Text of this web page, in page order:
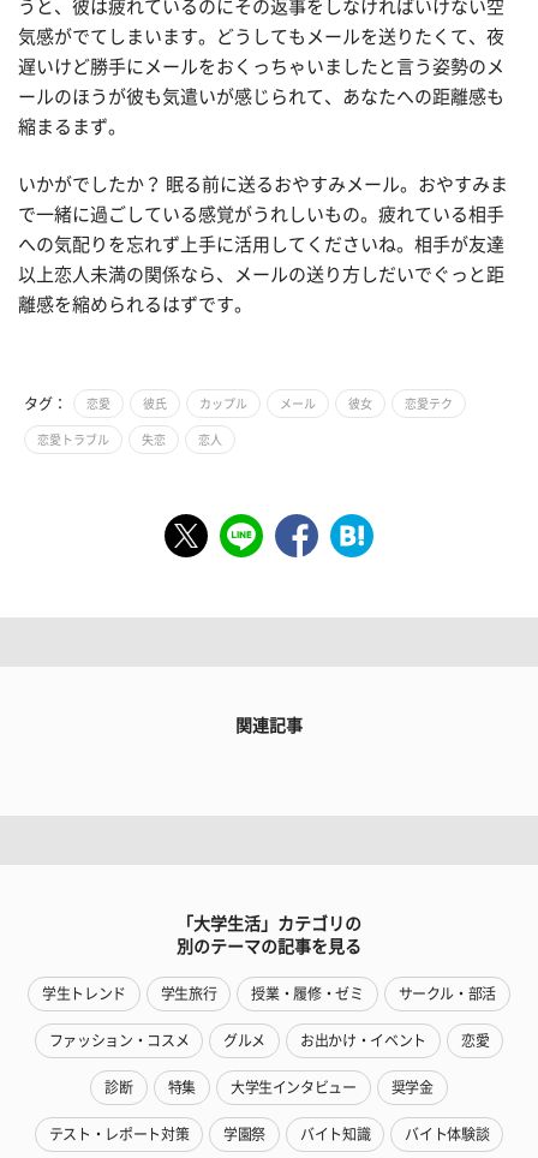
うと、彼は疲れているのにその返事をしなければいけない空
気感がでてしまいます。どうしてもメールを送りたくて、夜
遅いけど勝手にメールをおくっちゃいましたと言う姿勢のメ
ールのほうが彼も気遣いが感じられて、あなたへの距離感も
縮まるまず。
いかがでしたか？ 眠る前に送るおやすみメール。おやすみま
で一緒に過ごしている感覚がうれしいもの。疲れている相手
への気配りを忘れず上手に活用してくださいね。相手が友達
以上恋人未満の関係なら、メールの送り方しだいでぐっと距
離感を縮められるはずです。
タグ： 恋愛 彼氏 カップル メール 彼女 恋愛テク
恋愛トラブル 失恋 恋人
関連記事
「大学生活」カテゴリの
別のテーマの記事を見る
学生トレンド 学生旅行 授業・履修・ゼミ サークル・部活
ファッション・コスメ グルメ お出かけ・イベント 恋愛
診断 特集 大学生インタビュー 奨学金
テスト・レポート対策 学園祭 バイト知識 バイト体験談